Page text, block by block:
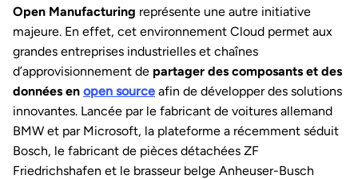
Open Manufacturing représente une autre initiative
majeure. En effet, cet environnement Cloud permet aux
grandes entreprises industrielles et chaînes
d’approvisionnement de partager des composants et des
données en open source afin de développer des solutions
innovantes. Lancée par le fabricant de voitures allemand
BMW et par Microsoft, la plateforme a récemment séduit
Bosch, le fabricant de pièces détachées ZF
Friedrichshafen et le brasseur belge Anheuser-Busch